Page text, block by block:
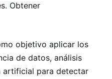
Obtener
objetivo aplicar los
de datos, análisis
artificial para detectar